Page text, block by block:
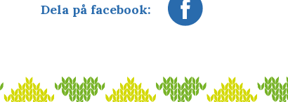
Dela på facebook: